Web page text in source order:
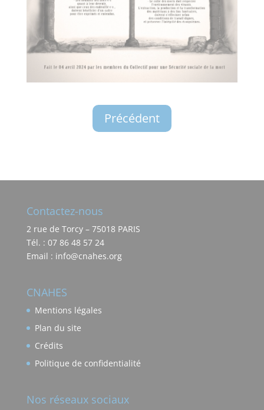
Précédent
Contactez-nous
2 rue de Torcy – 75018 PARIS
Tél. : 07 86 48 57 24
Email : info@cnahes.org
CNAHES
Mentions légales
Plan du site
Crédits
Politique de confidentialité
Nos réseaux sociaux